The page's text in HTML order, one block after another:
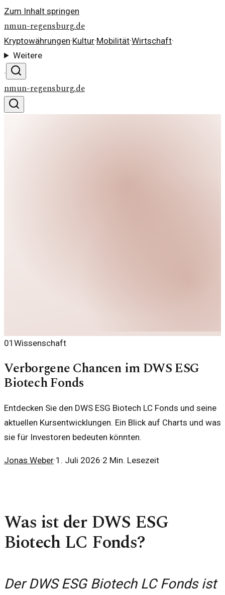
Zum Inhalt springen
nmun-regensburg.de
Kryptowährungen·Kultur·Mobilität·Wirtschaft·
Weitere
·
nmun-regensburg.de
01 Wissenschaft
Verborgene Chancen im DWS ESG
Biotech Fonds
Entdecken Sie den DWS ESG Biotech LC Fonds und seine
aktuellen Kursentwicklungen. Ein Blick auf Charts und was
sie für Investoren bedeuten könnten.
Jonas Weber·1. Juli 2026·2 Min. Lesezeit
Was ist der DWS ESG
Biotech LC Fonds?
Der DWS ESG Biotech LC Fonds ist